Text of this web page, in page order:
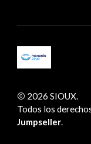
2026 SIOUX.
Todos los
Jumpseller.